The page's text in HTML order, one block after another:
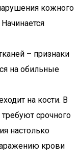
кожного
– признаки
на обильные
на кости. В
срочного
настолько
крови